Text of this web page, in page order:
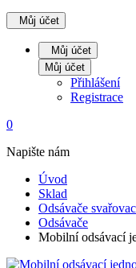
Můj účet
Můj účet
Můj účet
Přihlášení
Registrace
0
Napište nám
Úvod
Sklad
Odsávače
Odsávače
Mobilní odsávací